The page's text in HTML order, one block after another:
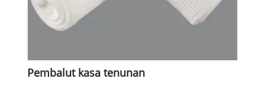
Pembalut kasa tenunan